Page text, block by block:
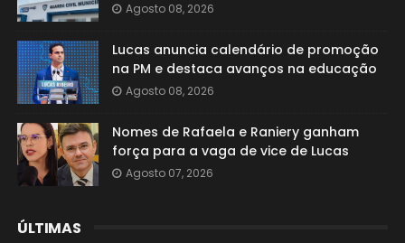
Agosto 08, 2026
Lucas anuncia calendário de promoção
na PM e destaca avanços na educação
Agosto 08, 2026
Nomes de Rafaela e Raniery ganham
força para a vaga de vice de Lucas
Agosto 07, 2026
ÚLTIMAS